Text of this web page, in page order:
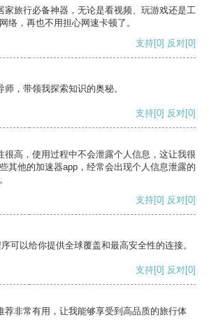
家旅行必备神器，无论是看视频、玩游戏还是工
络，再也不用担心网速卡顿了。
支持[0] 反对[0]
，带领我探索知识的奥秘。
支持[0] 反对[0]
很高，使用过程中不会泄露个人信息，这让我很
其他的加速器app，经常会出现个人信息泄露的
支持[0] 反对[0]
可以给你提供全球覆盖和最高安全性的连接。
支持[0] 反对[0]
荐非常有用，让我能够享受到高品质的旅行体